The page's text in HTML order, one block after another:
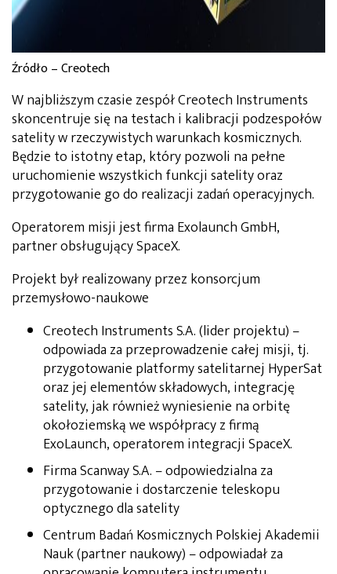
Źródło – Creotech
W najbliższym czasie zespół Creotech Instruments
skoncentruje się na testach i kalibracji podzespołów
satelity w rzeczywistych warunkach kosmicznych.
Będzie to istotny etap, który pozwoli na pełne
uruchomienie wszystkich funkcji satelity oraz
przygotowanie go do realizacji zadań operacyjnych.
Operatorem misji jest firma Exolaunch GmbH,
partner obsługujący SpaceX.
Projekt był realizowany przez konsorcjum
przemysłowo-naukowe
Creotech Instruments S.A. (lider projektu) –
odpowiada za przeprowadzenie całej misji, tj.
przygotowanie platformy satelitarnej HyperSat
oraz jej elementów składowych, integrację
satelity, jak również wyniesienie na orbitę
okołoziemską we współpracy z firmą
ExoLaunch, operatorem integracji SpaceX.
Firma Scanway S.A. – odpowiedzialna za
przygotowanie i dostarczenie teleskopu
optycznego dla satelity
Centrum Badań Kosmicznych Polskiej Akademii
Nauk (partner naukowy) – odpowiadał za